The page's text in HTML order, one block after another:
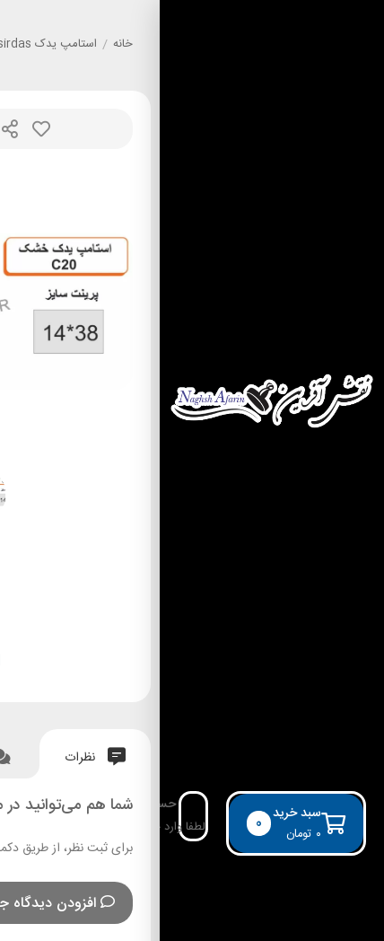
سبد خرید
تومان ۰ 0
حساب کاربری
لطفا وارد حساب خود شوید!
خانه / استامپ يدک mobi&sirdas
نظرات
شما هم می‌توانید در
برای ثبت نظر، از طریق
افزودن دیدگاه